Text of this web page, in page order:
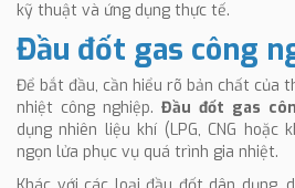
kỹ thuật và ứng dụng thực tế.
Đầu đốt gas công
Để bắt đầu, cần hiểu rõ bản chất của
nhiệt công nghiệp. Đầu đốt gas
dụng nhiên liệu khí (LPG, CNG
ngọn lửa phục vụ quá trình gia nhiệt.